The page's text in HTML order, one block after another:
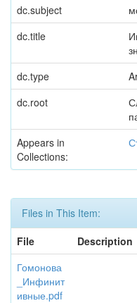
dc.subject
dc.title
dc.type
dc.root
Appears in
Collections:
Files in This Item:
File
Description
Гомонова
_Инфинит
ивные.pdf